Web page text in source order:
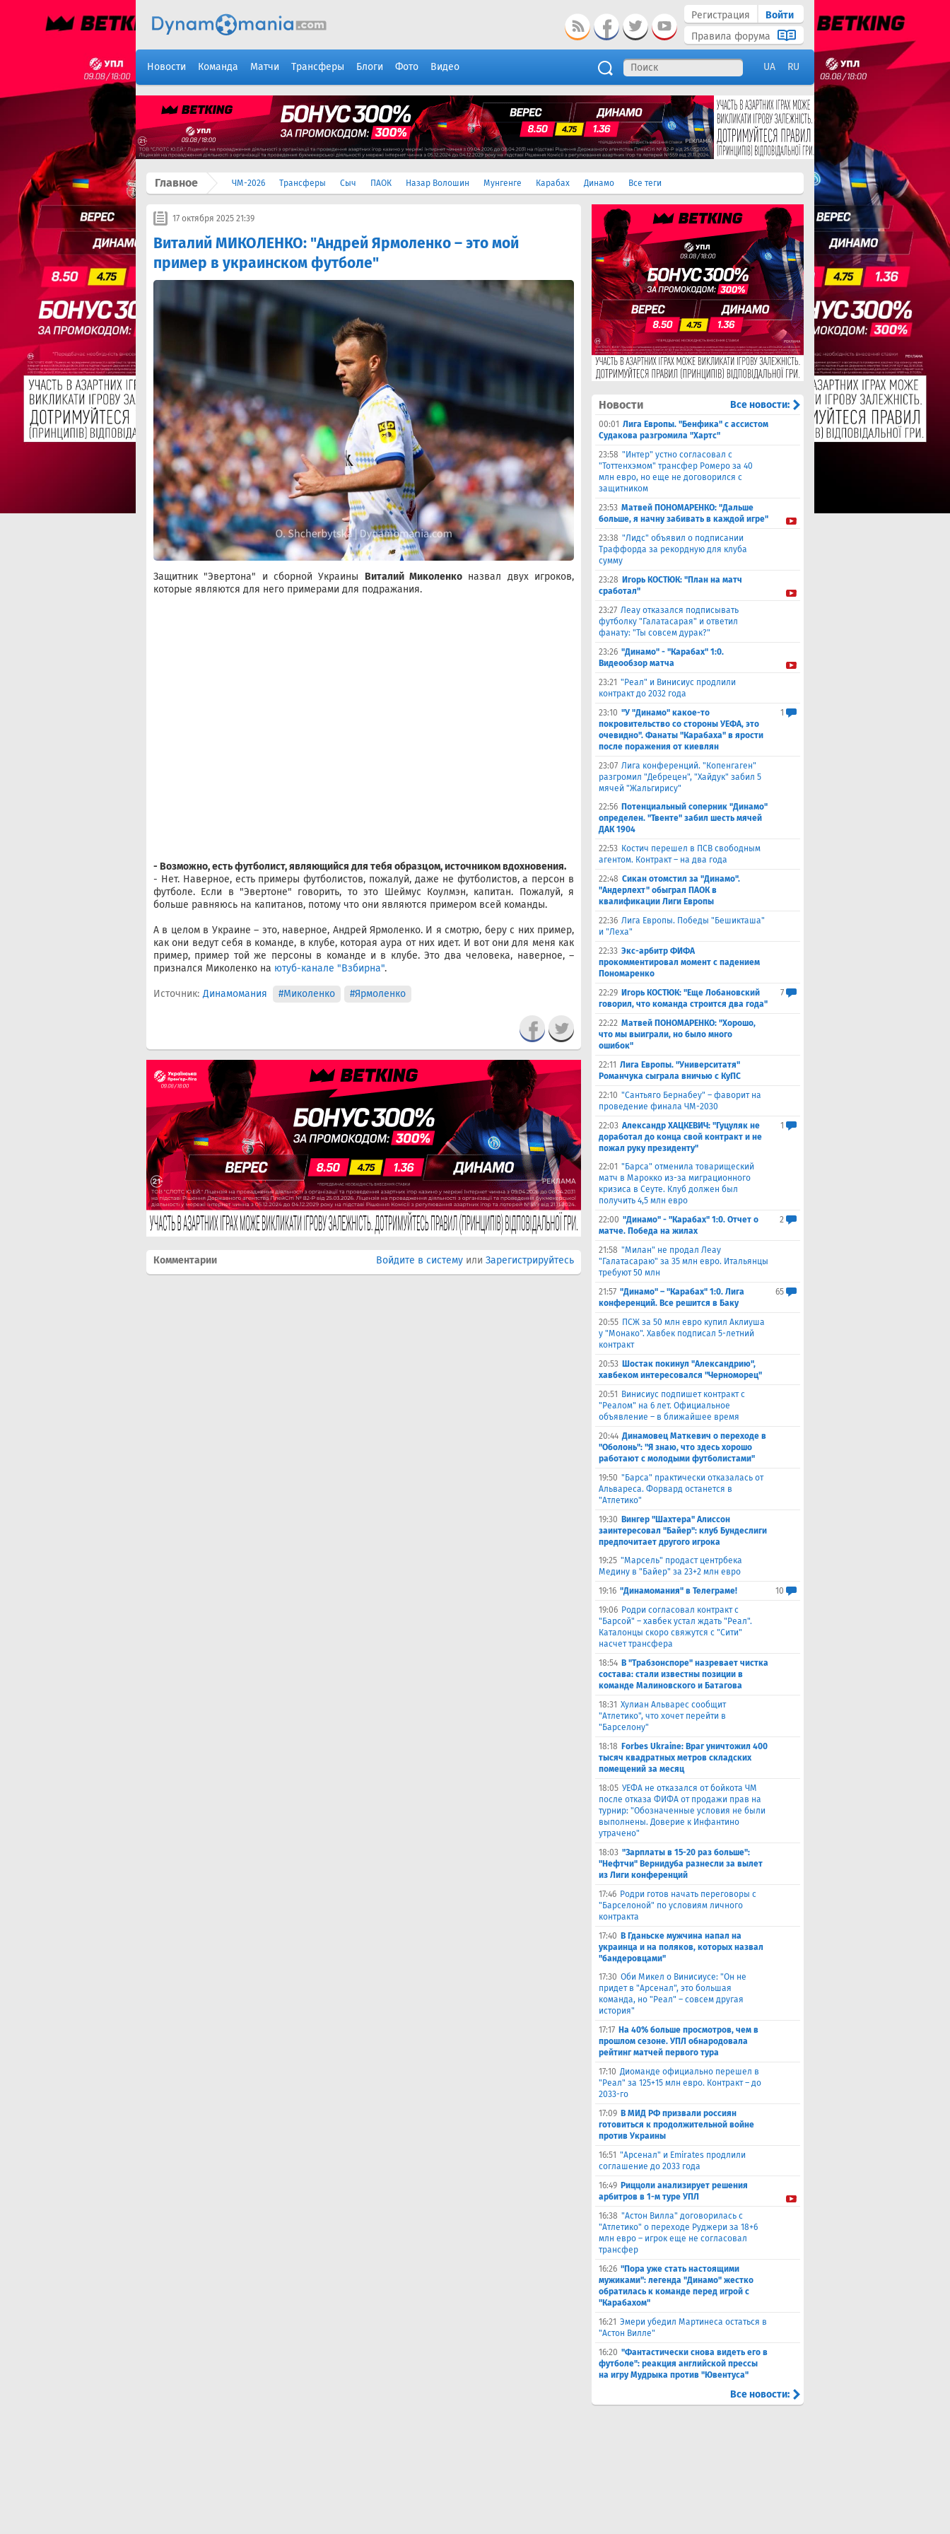
Регистрация
Войти
Правила форума
Новости Команда Матчи Трансферы Блоги Фото Видео UA RU
Главное ЧМ-2026 Трансферы Сыч ПАОК Назар Волошин Мунгенге Карабах Динамо Все теги
17 октября 2025 21:39
Виталий МИКОЛЕНКО: "Андрей Ярмоленко – это мой
пример в украинском футболе"
Защитник "Эвертона" и сборной Украины Виталий Миколенко назвал двух игроков,
которые являются для него примерами для подражания.
- Возможно, есть футболист, являющийся для тебя образцом, источником вдохновения.
- Нет. Наверное, есть примеры футболистов, пожалуй, даже не футболистов, а персон в
футболе. Если в "Эвертоне" говорить, то это Шеймус Коулмэн, капитан. Пожалуй, я
больше равняюсь на капитанов, потому что они являются примером всей команды.
А в целом в Украине – это, наверное, Андрей Ярмоленко. И я смотрю, беру с них пример,
как они ведут себя в команде, в клубе, которая аура от них идет. И вот они для меня как
пример, пример той же персоны в команде и в клубе. Это два человека, наверное, –
признался Миколенко на ютуб-канале "Взбирна".
Источник: Динамомания #Миколенко #Ярмоленко
Комментарии Войдите в систему или Зарегистрируйтесь
Новости Все новости:
00:01 Лига Европы. "Бенфика" с ассистом
Судакова разгромила "Хартс"
23:58 "Интер" устно согласовал с
"Тоттенхэмом" трансфер Ромеро за 40
млн евро, но еще не договорился с
защитником
23:53 Матвей ПОНОМАРЕНКО: "Дальше
больше, я начну забивать в каждой игре"
23:38 "Лидс" объявил о подписании
Траффорда за рекордную для клуба
сумму
23:28 Игорь КОСТЮК: "План на матч
сработал"
23:27 Леау отказался подписывать
футболку "Галатасарая" и ответил
фанату: "Ты совсем дурак?"
23:26 "Динамо" - "Карабах" 1:0.
Видеообзор матча
23:21 "Реал" и Винисиус продлили
контракт до 2032 года
23:10 "У "Динамо" какое-то
покровительство со стороны УЕФА, это
очевидно". Фанаты "Карабаха" в ярости
после поражения от киевлян
1
23:07 Лига конференций. "Копенгаген"
разгромил "Дебрецен", "Хайдук" забил 5
мячей "Жальгирису"
22:56 Потенциальный соперник "Динамо"
определен. "Твенте" забил шесть мячей
ДАК 1904
22:53 Костич перешел в ПСВ свободным
агентом. Контракт – на два года
22:48 Сикан отомстил за "Динамо".
"Андерлехт" обыграл ПАОК в
квалификации Лиги Европы
22:36 Лига Европы. Победы "Бешикташа"
и "Леха"
22:33 Экс-арбитр ФИФА
прокомментировал момент с падением
Пономаренко
22:29 Игорь КОСТЮК: "Еще Лобановский
говорил, что команда строится два года"
7
22:22 Матвей ПОНОМАРЕНКО: "Хорошо,
что мы выиграли, но было много
ошибок"
22:11 Лига Европы. "Университатя"
Романчука сыграла вничью с ​КуПС
22:10 "Сантьяго Бернабеу" – фаворит на
проведение финала ЧМ-2030
22:03 Александр ХАЦКЕВИЧ: "Гуцуляк не
доработал до конца свой контракт и не
пожал руку президенту"
1
22:01 "Барса" отменила товарищеский
матч в Марокко из-за миграционного
кризиса в Сеуте. Клуб должен был
получить 4,5 млн евро
22:00 "Динамо" - "Карабах" 1:0. Отчет о
матче. Победа на жилах
2
21:58 "Милан" не продал Леау
"Галатасараю" за 35 млн евро. Итальянцы
требуют 50 млн
21:57 "Динамо" – "Карабах" 1:0. Лига
конференций. Все решится в Баку
65
20:55 ПСЖ за 50 млн евро купил Аклиуша
у "Монако". Хавбек подписал 5-летний
контракт
20:53 Шостак покинул "Александрию",
хавбеком интересовался "Черноморец"
20:51
Винисиус подпишет контракт с
"Реалом" на 6 лет. Официальное
объявление – в ближайшее время
20:44 Динамовец Маткевич о переходе в
"Оболонь": "Я знаю, что здесь хорошо
работают с молодыми футболистами"
19:50 "Барса" практически отказалась от
Альвареса. Форвард останется в
"Атлетико"
19:30 Вингер "Шахтера" Алиссон
заинтересовал "Байер": клуб Бундеслиги
предпочитает другого игрока
19:25 "Марсель" продаст центрбека
Медину в "Байер" за 23+2 млн евро
19:16 "Динамомания" в Телеграме!
10
19:06 Родри согласовал контракт с
"Барсой" – хавбек устал ждать "Реал".
Каталонцы скоро свяжутся с "Сити"
насчет трансфера
18:54 В "Трабзонспоре" назревает чистка
состава: стали известны позиции в
команде Малиновского и Батагова
18:31 Хулиан Альварес сообщит
"Атлетико", что хочет перейти в
"Барселону"
18:18 Forbes Ukraine: Враг уничтожил 400
тысяч квадратных метров складских
помещений за месяц
18:05 УЕФА не отказался от бойкота ЧМ
после отказа ФИФА от продажи прав на
турнир: "Обозначенные условия не были
выполнены. Доверие к Инфантино
утрачено"
18:03 "Зарплаты в 15-20 раз больше":
"Нефтчи" Вернидуба разнесли за вылет
из Лиги конференций
17:46 Родри готов начать переговоры с
"Барселоной" по условиям личного
контракта
17:40 В Гданьске мужчина напал на
украинца и на поляков, которых назвал
"бандеровцами"
17:30 Оби Микел о Винисиусе: "Он не
придет в "Арсенал", это большая
команда, но "Реал" – совсем другая
история"
17:17 На 40% больше просмотров, чем в
прошлом сезоне. УПЛ обнародовала
рейтинг матчей первого тура
17:10 Диоманде официально перешел в
"Реал" за 125+15 млн евро. Контракт – до
2033-го
17:09 В МИД РФ призвали россиян
готовиться к продолжительной войне
против Украины
16:51 "Арсенал" и Emirates продлили
соглашение до 2033 года
16:49 Риццоли анализирует решения
арбитров в 1-м туре УПЛ
16:38 "Астон Вилла" договорилась с
"Атлетико" о переходе Руджери за 18+6
млн евро – игрок еще не согласовал
трансфер
16:26 "Пора уже стать настоящими
мужиками": легенда "Динамо" жестко
обратилась к команде перед игрой с
"Карабахом"
16:21 Эмери убедил Мартинеса остаться в
"Астон Вилле"
16:20 "Фантастически снова видеть его в
футболе": реакция английской прессы
на игру Мудрыка против "Ювентуса"
Все новости: